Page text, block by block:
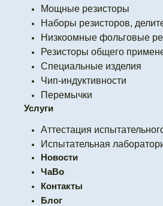
Мощные резисторы
Наборы резисторов,
Низкоомные фольговые
Резисторы общего
Специальные изделия
Чип-индуктивности
Перемычки
Услуги
Аттестация
Испытательная
Новости
ЧаВо
Контакты
Блог